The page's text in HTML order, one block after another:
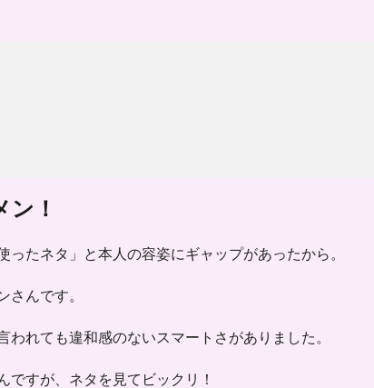
！
ったネタ」と本人の容姿にギャップがあったから。
さんです。
れても違和感のないスマートさがありました。
すが、ネタを見てビックリ！